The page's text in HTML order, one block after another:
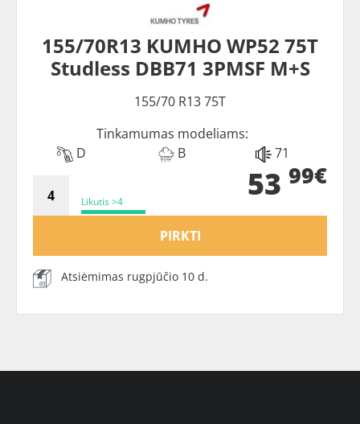
155/70R13 KUMHO WP52 75T
Studless DBB71 3PMSF M+S
155/70 R13 75T
Tinkamumas modeliams:
D
B 71
Likutis >4 53 99€
PIRKTI
Atsiėmimas rugpjūčio 10 d.